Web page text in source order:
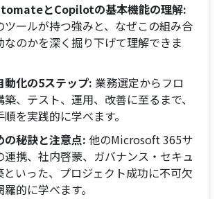
とCopilotの基本機能の理解:
ツールが持つ強みと、なぜこの組み合
なのかを深く掘り下げて理解できま
動化の5ステップ: 業務選定からフロ
、テスト、運用、改善に至るまで、
を実践的に学べます。
の秘訣と注意点: 他のMicrosoft 365サ
連携、社内啓蒙、ガバナンス・セキュ
といった、プロジェクト成功に不可欠
的に学べます。